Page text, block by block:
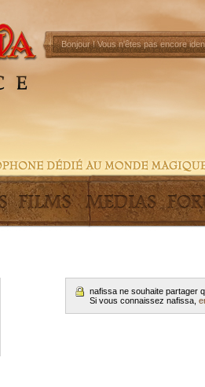
Bonjour !Vous n'êtes pas encore
nafissa ne souhaite partager
Si vous connaissez nafissa,